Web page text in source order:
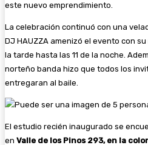
este nuevo emprendimiento.
La celebración continuó con una
DJ HAUZZA amenizó el evento con
la tarde hasta las 11 de la noche.
norteño banda hizo que todos los
entregaran al baile.
El estudio recién inaugurado se
en Valle de los Pinos 293, en la